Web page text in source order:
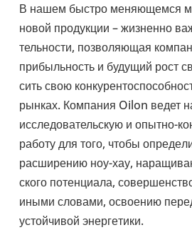
В нашем быстро меня­ю­щемся
новой про­дук­ции – жиз­ненно
тель­но­сти, поз­во­ля­ю­щая
при­быль­ность и будущий рост
сить свою
рынках. Ком­па­ния Oilon ведет
исследовательскую и опытно-​
работу для того, чтобы
рас­ши­ре­нию ноу-хау,
ского потен­ци­ала,
иными словами, осво­е­нию
устой­чи­вой энер­ге­тики.